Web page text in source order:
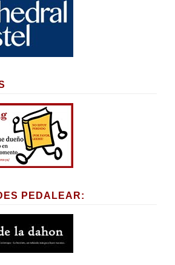
PEDALEAR: